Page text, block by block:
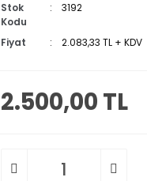
Stok
Kodu
3192
Fiyat 2.083,33 TL + KDV
2.500,00 TL